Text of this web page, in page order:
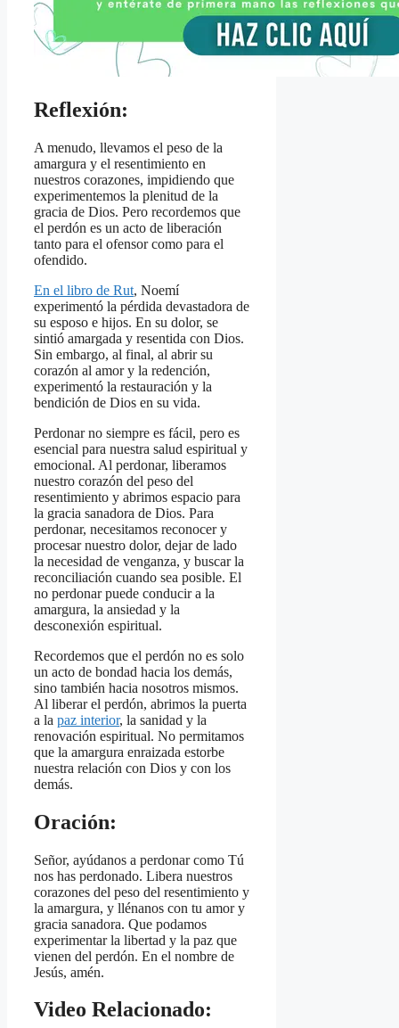
Reflexión:
A menudo, llevamos el peso de la
amargura y el resentimiento en
nuestros corazones, impidiendo que
experimentemos la plenitud de la
gracia de Dios. Pero recordemos que
el perdón es un acto de liberación
tanto para el ofensor como para el
ofendido.
En el libro de Rut, Noemí
experimentó la pérdida devastadora de
su esposo e hijos. En su dolor, se
sintió amargada y resentida con Dios.
Sin embargo, al final, al abrir su
corazón al amor y la redención,
experimentó la restauración y la
bendición de Dios en su vida.
Perdonar no siempre es fácil, pero es
esencial para nuestra salud espiritual y
emocional. Al perdonar, liberamos
nuestro corazón del peso del
resentimiento y abrimos espacio para
la gracia sanadora de Dios. Para
perdonar, necesitamos reconocer y
procesar nuestro dolor, dejar de lado
la necesidad de venganza, y buscar la
reconciliación cuando sea posible. El
no perdonar puede conducir a la
amargura, la ansiedad y la
desconexión espiritual.
Recordemos que el perdón no es solo
un acto de bondad hacia los demás,
sino también hacia nosotros mismos.
Al liberar el perdón, abrimos la puerta
a la paz interior, la sanidad y la
renovación espiritual. No permitamos
que la amargura enraizada estorbe
nuestra relación con Dios y con los
demás.
Oración:
Señor, ayúdanos a perdonar como Tú
nos has perdonado. Libera nuestros
corazones del peso del resentimiento y
la amargura, y llénanos con tu amor y
gracia sanadora. Que podamos
experimentar la libertad y la paz que
vienen del perdón. En el nombre de
Jesús, amén.
Video Relacionado: